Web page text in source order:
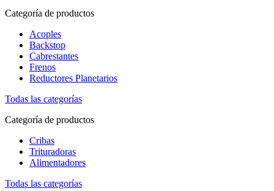
Categoría de productos
Acoples
Backstop
Cabrestantes
Frenos
Reductores Planetarios
Todas las categorías
Categoría de productos
Cribas
Trituradoras
Alimentadores
Todas las categorías